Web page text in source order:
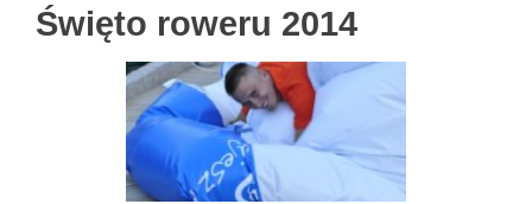
Święto roweru 2014